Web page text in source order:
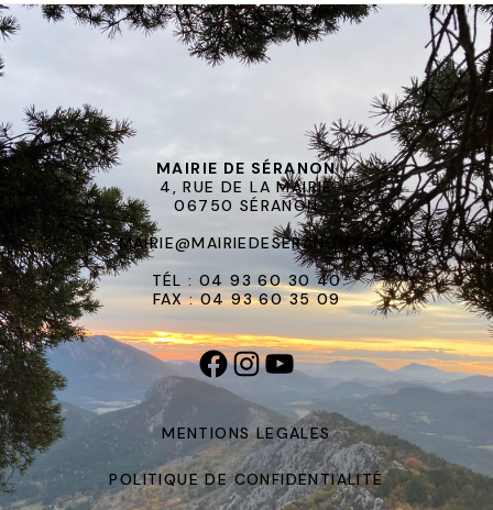
MAIRIE DE SÉRANON
4, RUE DE LA MAIRIE
06750 SÉRANON
MAIRIE@MAIRIEDESERANON.FR
TÉL : 04 93 60 30 40
FAX : 04 93 60 35 09
MENTIONS LEGALES
POLITIQUE DE CONFIDENTIALITÉ